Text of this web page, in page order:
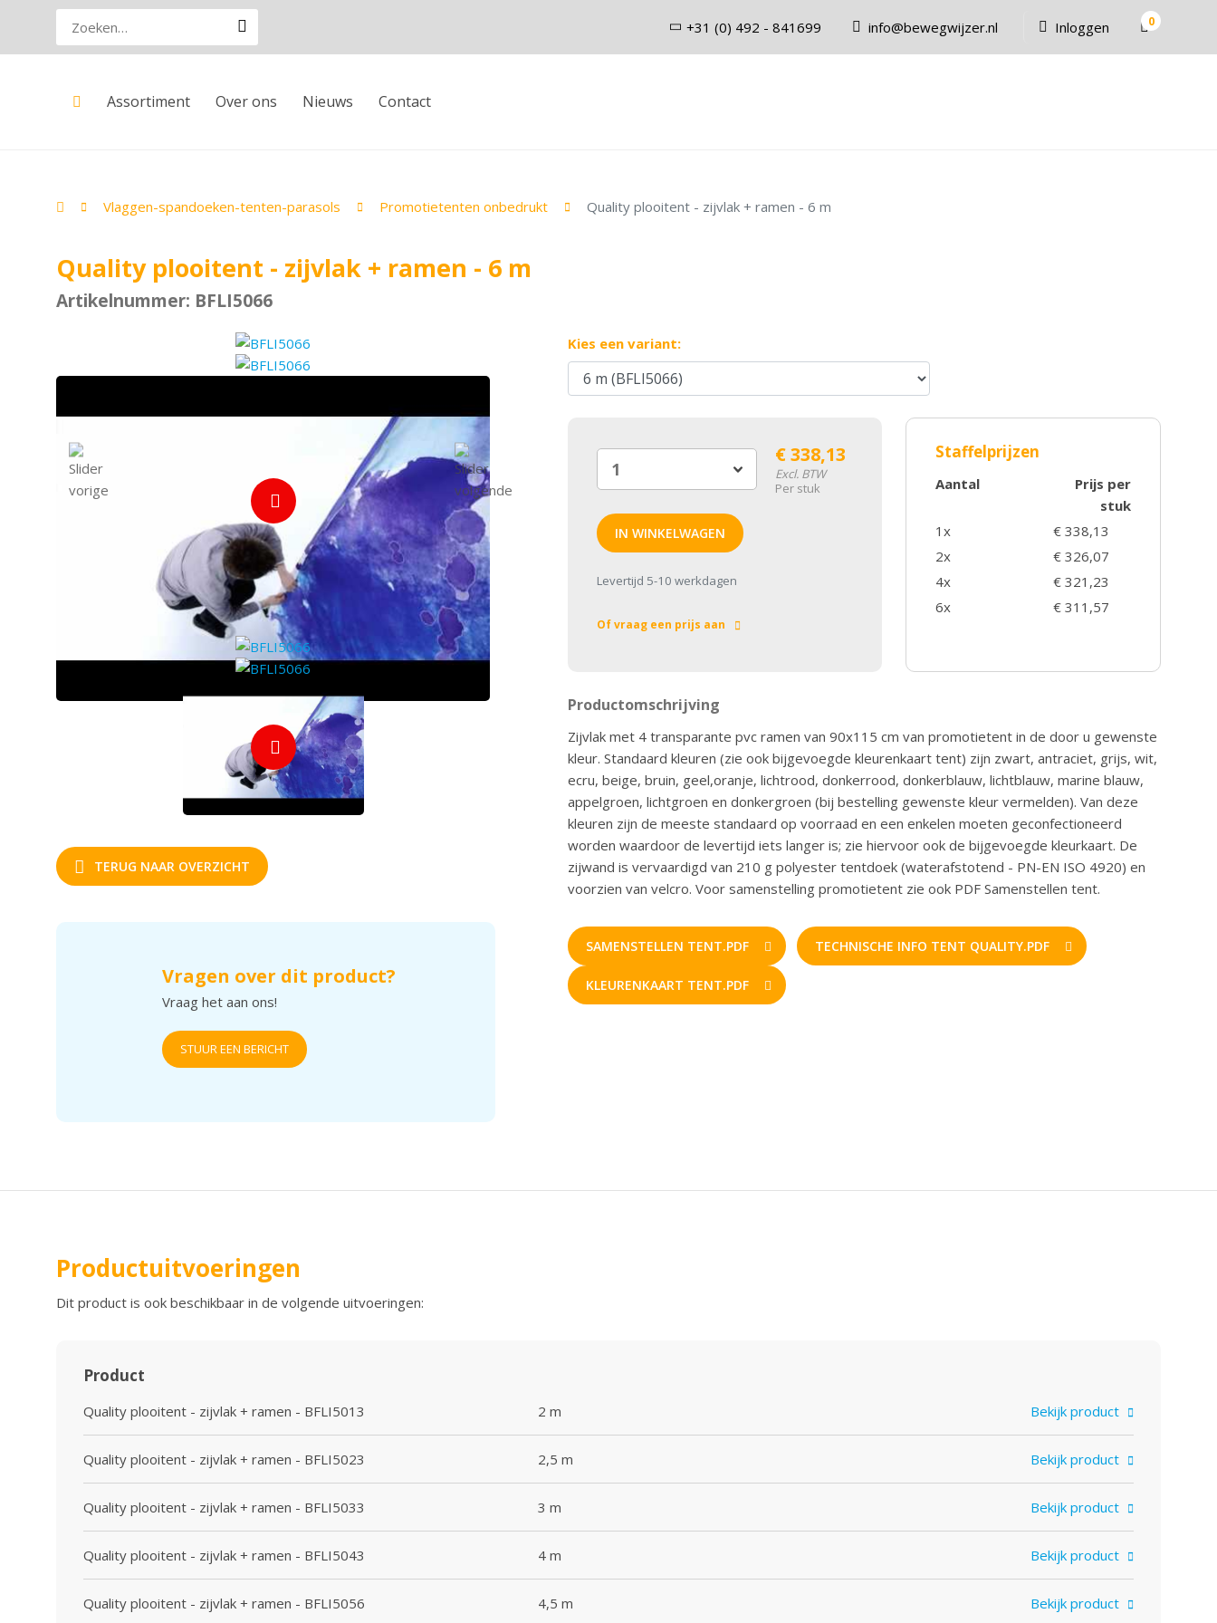
+31 (0) 492 - 841699 info@bewegwijzer.nl Inloggen 0
Assortiment Over ons Nieuws Contact
Vlaggen-spandoeken-tenten-parasols Promotietenten onbedrukt Quality plooitent - zijvlak + ramen - 6 m
Quality plooitent - zijvlak + ramen - 6 m
Artikelnummer: BFLI5066
TERUG NAAR OVERZICHT
Vragen over dit product?
Vraag het aan ons!
STUUR EEN BERICHT
Kies een variant:
€338,13
Excl. BTW
Per stuk
IN WINKELWAGEN
Levertijd 5-10 werkdagen
Of vraag een prijs aan
Staffelprijzen
Aantal
Prijs per
stuk
1x
€ 338,13
2x
€ 326,07
4x
€ 321,23
6x
€ 311,57
Productomschrijving
Zijvlak met 4 transparante pvc ramen van 90x115 cm van promotietent in de door u gewenste
kleur. Standaard kleuren (zie ook bijgevoegde kleurenkaart tent) zijn zwart, antraciet, grijs, wit,
ecru, beige, bruin, geel,oranje, lichtrood, donkerrood, donkerblauw, lichtblauw, marine blauw,
appelgroen, lichtgroen en donkergroen (bij bestelling gewenste kleur vermelden). Van deze
kleuren zijn de meeste standaard op voorraad en een enkelen moeten geconfectioneerd
worden waardoor de levertijd iets langer is; zie hiervoor ook de bijgevoegde kleurkaart. De
zijwand is vervaardigd van 210 g polyester tentdoek (waterafstotend - PN-EN ISO 4920) en
voorzien van velcro. Voor samenstelling promotietent zie ook PDF Samenstellen tent.
SAMENSTELLEN TENT.PDF TECHNISCHE INFO TENT QUALITY.PDF
KLEURENKAART TENT.PDF
Productuitvoeringen
Dit product is ook beschikbaar in de volgende uitvoeringen:
Product
Quality plooitent - zijvlak + ramen - BFLI5013 2 m Bekijk product
Quality plooitent - zijvlak + ramen - BFLI5023 2,5 m Bekijk product
Quality plooitent - zijvlak + ramen - BFLI5033 3 m Bekijk product
Quality plooitent - zijvlak + ramen - BFLI5043 4 m Bekijk product
Quality plooitent - zijvlak + ramen - BFLI5056 4,5 m Bekijk product